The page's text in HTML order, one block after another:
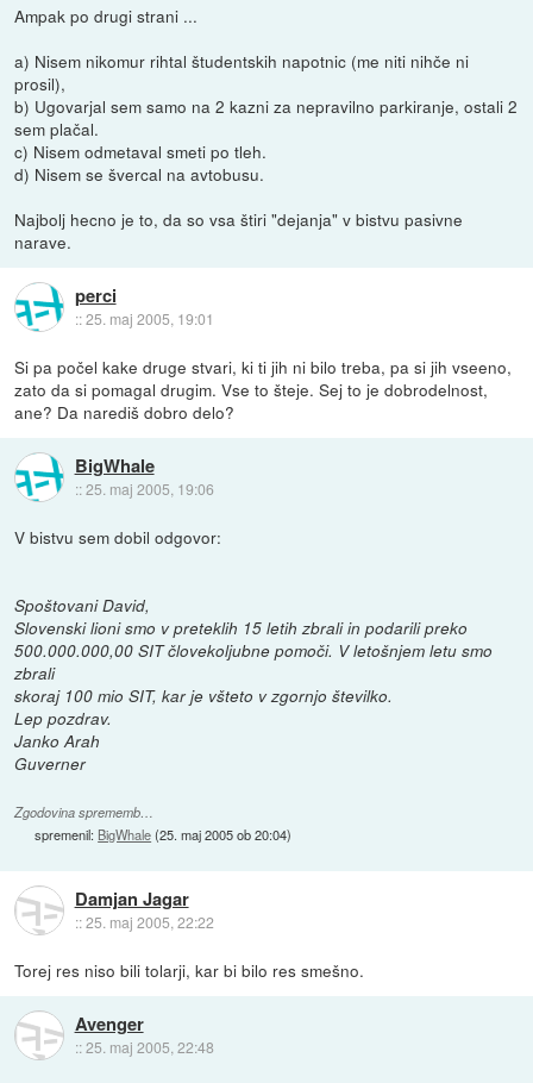
Ampak po drugi strani ...
a) Nisem nikomur rihtal študentskih napotnic (me niti nihče ni
prosil),
b) Ugovarjal sem samo na 2 kazni za nepravilno parkiranje, ostali 2
sem plačal.
c) Nisem odmetaval smeti po tleh.
d) Nisem se švercal na avtobusu.
Najbolj hecno je to, da so vsa štiri "dejanja" v bistvu pasivne
narave.
perci
::25. maj 2005, 19:01
Si pa počel kake druge stvari, ki ti jih ni bilo treba, pa si jih vseeno,
zato da si pomagal drugim. Vse to šteje. Sej to je dobrodelnost,
ane? Da narediš dobro delo?
BigWhale
::25. maj 2005, 19:06
V bistvu sem dobil odgovor:
Spoštovani David,
Slovenski lioni smo v preteklih 15 letih zbrali in podarili preko
500.000.000,00 SIT človekoljubne pomoči. V letošnjem letu smo
zbrali
skoraj 100 mio SIT, kar je všteto v zgornjo številko.
Lep pozdrav.
Janko Arah
Guverner
Zgodovina sprememb…
spremenil: BigWhale(25. maj 2005 ob 20:04)
Damjan Jagar
::25. maj 2005, 22:22
Torej res niso bili tolarji, kar bi bilo res smešno.
Avenger
::25. maj 2005, 22:48